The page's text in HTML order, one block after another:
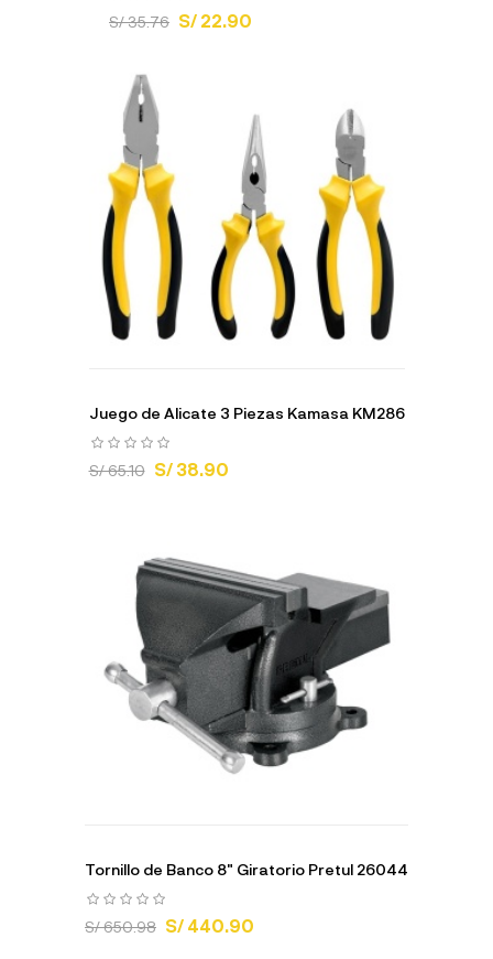
S/ 35.76 S/ 22.90
Juego de Alicate 3 Piezas Kamasa KM286
S/ 65.10 S/ 38.90
Tornillo de Banco 8" Giratorio Pretul 26044
S/ 650.98 S/ 440.90